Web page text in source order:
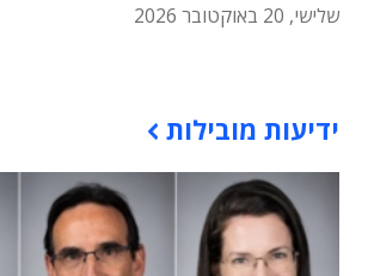
שלישי, 20 באוקטובר 2026
ידיעות מובילות